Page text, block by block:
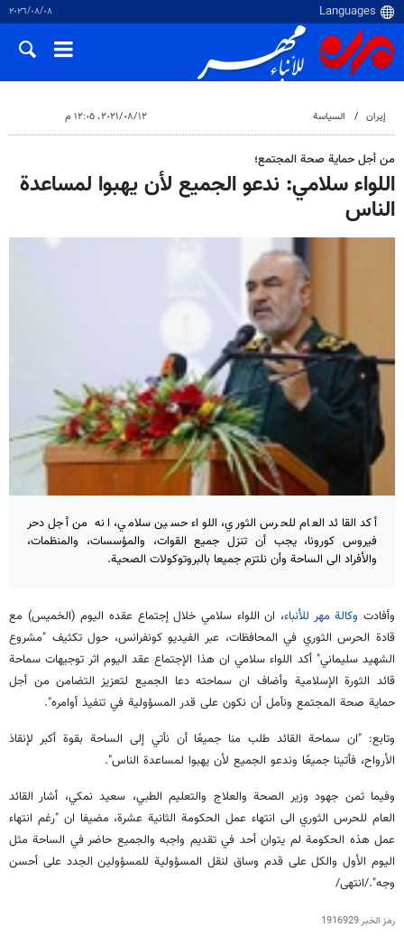
٠٨‏/٠٨‏/٢٠٢٦
إيران السياسة ١٢‏/٠٨‏/٢٠٢١، ١٢:٠٥ م
من أجل حماية صحة المجتمع؛
اللواء سلامي: ندعو الجميع لأن يهبوا لمساعدة
الناس
أكد القائد العام للحرس الثوري، اللواء حسين سلامي، انه من أجل دحر
فيروس كورونا، يجب أن تنزل جميع القوات، والمؤسسات، والمنظمات،
والأفراد الى الساحة وأن نلتزم جميعا بالبروتوكولات الصحية.
وأفادت وكالة مهر للأنباء، ان اللواء سلامي خلال إجتماع عقده اليوم (الخميس) مع
قادة الحرس الثوري في المحافظات، عبر الفيديو كونفرانس، حول تكثيف "مشروع
الشهيد سليماني" أكد اللواء سلامي ان هذا الإجتماع عقد اليوم اثر توجيهات سماحة
قائد الثورة الإسلامية وأضاف ان سماحته دعا الجميع لتعزيز التضامن من أجل
حماية صحة المجتمع ونأمل أن نكون على قدر المسؤولية في تنفيذ أوامره".
وتابع: "ان سماحة القائد طلب منا جميعًا أن نأتي إلى الساحة بقوة أكبر لإنقاذ
الأرواح، فأتينا جميعًا وندعو الجميع لأن يهبوا لمساعدة الناس".
وفيما ثمن جهود وزير الصحة والعلاج والتعليم الطبي، سعيد نمكي، أشار القائد
العام للحرس الثوري الى انتهاء عمل الحكومة الثانية عشرة، مضيفا ان "رغم انتهاء
عمل هذه الحكومة لم يتوان أحد في تقديم واجبه والجميع حاضر في الساحة مثل
اليوم الأول والكل على قدم وساق لنقل المسؤولية للمسؤولين الجدد على أحسن
وجه"./انتهى/
رمز الخبر1916929